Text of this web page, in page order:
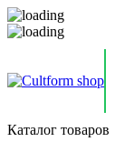
Каталог товаров